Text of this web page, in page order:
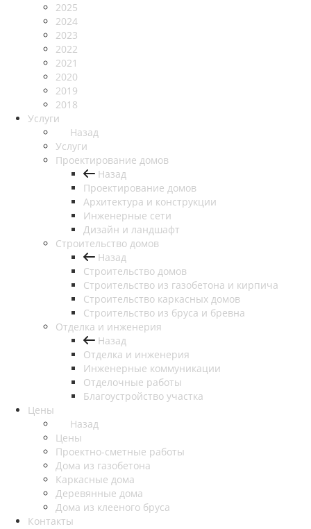
2025
2024
2023
2022
2021
2020
2019
2018
Услуги
Назад
Услуги
Проектирование домов
Назад
Проектирование домов
Архитектура и конструкции
Инженерные сети
Дизайн и ландшафт
Строительство домов
Назад
Строительство домов
Строительство из газобетона и кирпича
Строительство каркасных домов
Строительство из бруса и бревна
Отделка и инженерия
Назад
Отделка и инженерия
Инженерные коммуникации
Отделочные работы
Благоустройство участка
Цены
Назад
Цены
Проектно-сметные работы
Дома из газобетона
Каркасные дома
Деревянные дома
Дома из клееного бруса
Контакты